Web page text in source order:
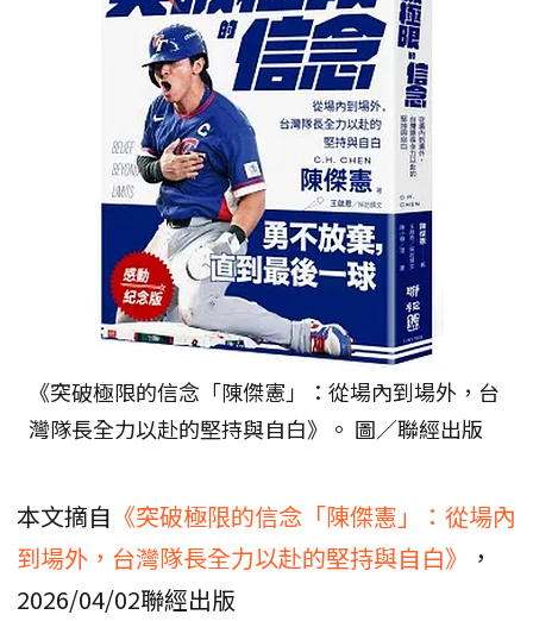
《突破極限的信念「陳傑憲」：從場內到場外，台
灣隊長全力以赴的堅持與自白》。 圖／聯經出版
本文摘自 《突破極限的信念「陳傑憲」：從場內
到場外，台灣隊長全力以赴的堅持與自白》
，
2026/04/02聯經出版